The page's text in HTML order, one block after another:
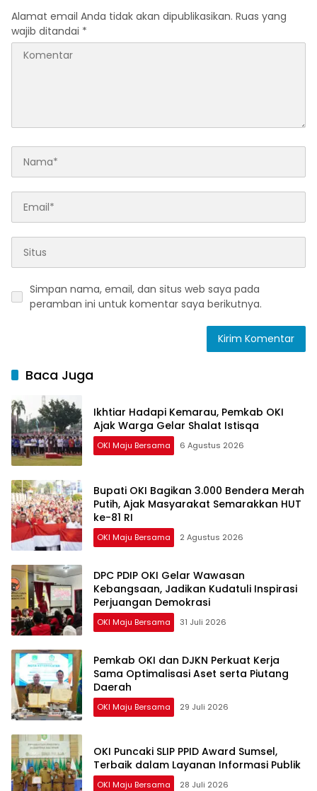
Alamat email Anda tidak akan dipublikasikan. Ruas yang
wajib ditandai *
Simpan nama, email, dan situs web saya pada
peramban ini untuk komentar saya berikutnya.
Baca Juga
Ikhtiar Hadapi Kemarau, Pemkab OKI
Ajak Warga Gelar Shalat Istisqa
OKI Maju Bersama 6 Agustus 2026
Bupati OKI Bagikan 3.000 Bendera Merah
Putih, Ajak Masyarakat Semarakkan HUT
ke-81 RI
OKI Maju Bersama 2 Agustus 2026
DPC PDIP OKI Gelar Wawasan
Kebangsaan, Jadikan Kudatuli Inspirasi
Perjuangan Demokrasi
OKI Maju Bersama 31 Juli 2026
Pemkab OKI dan DJKN Perkuat Kerja
Sama Optimalisasi Aset serta Piutang
Daerah
OKI Maju Bersama 29 Juli 2026
OKI Puncaki SLIP PPID Award Sumsel,
Terbaik dalam Layanan Informasi Publik
OKI Maju Bersama 28 Juli 2026